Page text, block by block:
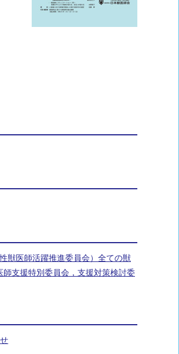
獣医師活躍推進委員会）全ての獣
支援特別委員会，支援対策検討委